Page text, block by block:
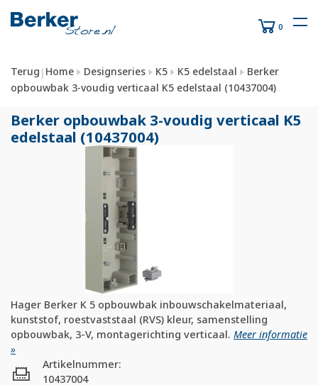
0
Terug | Home Designseries K5 K5 edelstaal
Berker
opbouwbak 3-voudig verticaal K5 edelstaal (10437004)
Berker opbouwbak 3-voudig verticaal K5
edelstaal (10437004)
Hager Berker K 5 opbouwbak inbouwschakelmateriaal,
kunststof, roestvaststaal (RVS) kleur, samenstelling
opbouwbak, 3-V, montagerichting verticaal. Meer informatie
»
Artikelnummer:
10437004